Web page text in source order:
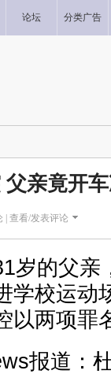
论坛 分类广告
亲竟开
| 查看/发表评论
岁的父亲
学校运动
以两项罪
报道：